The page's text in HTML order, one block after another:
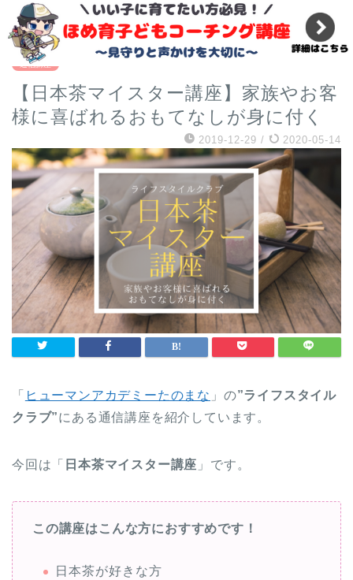
『必修科目』小学校のプログラミング教育ではプログラマ
ーになれない理由
通信講座
【日本茶マイスター講座】家族やお客
様に喜ばれるおもてなしが身に付く
2019-12-29 / 2020-05-14
「 ヒューマンアカデミーたのまな 」の”ライフスタイル
クラブ”にある通信講座を紹介しています。
今回は「 日本茶マイスター講座 」です。
この講座はこんな方におすすめです！
日本茶が好きな方